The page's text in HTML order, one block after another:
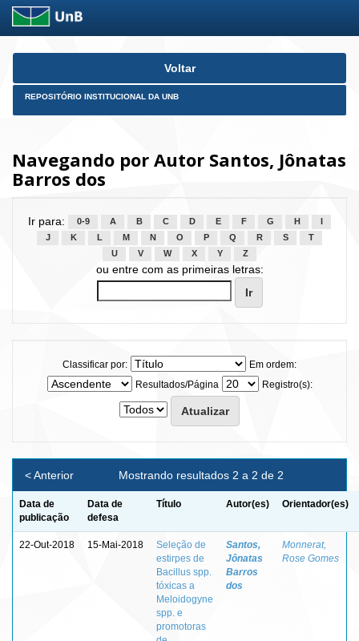
Skip
Voltar
REPOSITÓRIO INSTITUCIONAL DA UNB
Navegando por Autor Santos, Jônatas
Barros dos
Ir para: 0-9 A B C D E F G H
J
K L M N O P Q R S
T
U
V W X Y Z
ou entre com as primeiras letras:
Classificar por:
Em ordem:
Resultados/Página
Registro(s):
Mostrando resultados 2 a 2 de 2
< Anterior
Data de
publicação
Data de
defesa
Título Autor(es) Orientador(es)
22-Out-2018 15-Mai-2018
Seleção de
estirpes de
Bacillus spp.
tóxicas a
Meloidogyne
spp. e
promotoras
Santos,
Jônatas
Barros
dos
Monnerat,
Rose Gomes